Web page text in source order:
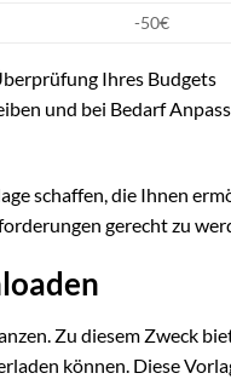
-50€
Ihres Budgets
und bei Bedarf
schaffen, die Ihnen
gerecht zu
Zu diesem Zweck
können. Diese